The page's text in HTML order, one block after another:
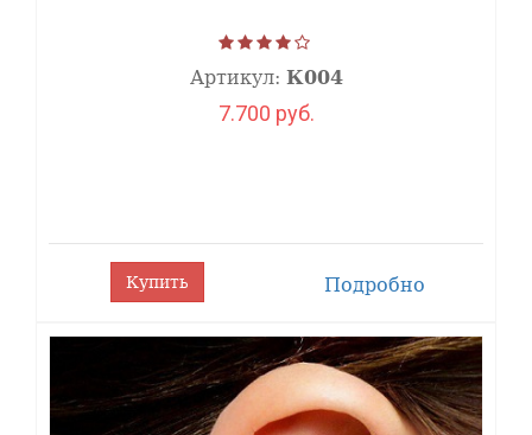
Артикул: К004
7.700 руб.
Купить Подробно